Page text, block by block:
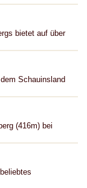
bietet auf über
Schauinsland
(416m) bei